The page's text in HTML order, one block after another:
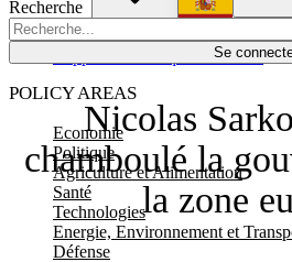
Recherche
Se
POLICY AREAS
Economie
Politique
Agriculture et Alimentation
Santé
Technologies
Energie, Environnement et
Défense
Économie
Español
Nicolas
chamboulé la
la zone